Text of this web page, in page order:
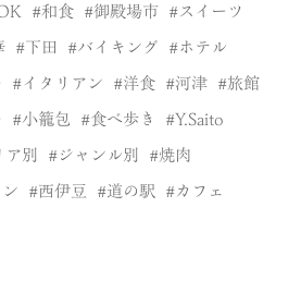
和食 御殿場市 スイーツ
下田 バイキング ホテル
イタリアン 洋食 河津 旅館
小籠包 食べ歩き Y.Saito
ア別 ジャンル別 焼肉
西伊豆 道の駅 カフェ